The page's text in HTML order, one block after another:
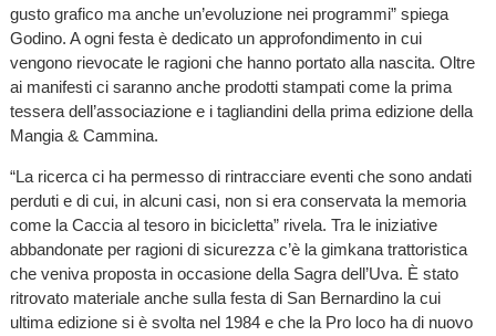
gusto grafico ma anche un’evoluzione nei programmi” spiega
Godino. A ogni festa è dedicato un approfondimento in cui
vengono rievocate le ragioni che hanno portato alla nascita. Oltre
ai manifesti ci saranno anche prodotti stampati come la prima
tessera dell’associazione e i tagliandini della prima edizione della
Mangia & Cammina.
“La ricerca ci ha permesso di rintracciare eventi che sono andati
perduti e di cui, in alcuni casi, non si era conservata la memoria
come la Caccia al tesoro in bicicletta” rivela. Tra le iniziative
abbandonate per ragioni di sicurezza c’è la gimkana trattoristica
che veniva proposta in occasione della Sagra dell’Uva. È stato
ritrovato materiale anche sulla festa di San Bernardino la cui
ultima edizione si è svolta nel 1984 e che la Pro loco ha di nuovo